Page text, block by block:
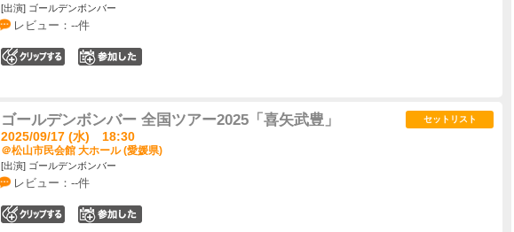
[出演] ゴールデンボンバー
レビュー：--件
ゴールデンボンバー 全国ツアー2025「喜矢武豊」
2025/09/17 (水) 18:30
＠松山市民会館 大ホール (愛媛県)
[出演] ゴールデンボンバー
レビュー：--件
セットリスト